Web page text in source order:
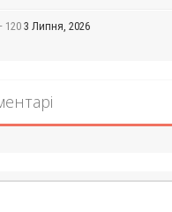
1203 Липня, 2026